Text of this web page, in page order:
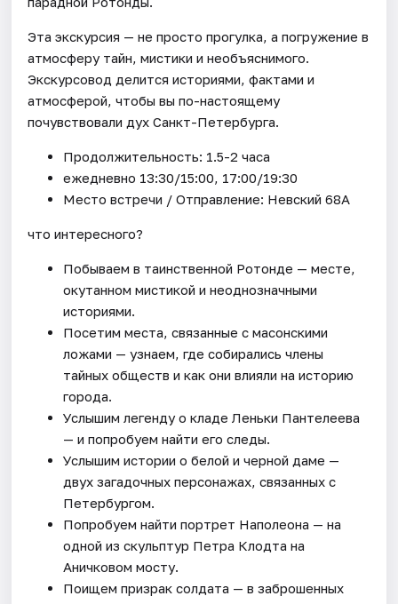
Эта экскурсия — не просто прогулка, а погружение в
атмосферу тайн, мистики и необъяснимого.
Экскурсовод делится историями, фактами и
атмосферой, чтобы вы по-настоящему
почувствовали дух Санкт-Петербурга.
Продолжительность: 1.5-2 часа
ежедневно 13:30/15:00, 17:00/19:30
Место встречи / Отправление: Невский 68А
что интересного?
Побываем в таинственной Ротонде — месте,
окутанном мистикой и неоднозначными
историями.
Посетим места, связанные с масонскими
ложами — узнаем, где собирались члены
тайных обществ и как они влияли на историю
города.
Услышим легенду о кладе Леньки Пантелеева
— и попробуем найти его следы.
Услышим истории о белой и черной даме —
двух загадочных персонажах, связанных с
Петербургом.
Попробуем найти портрет Наполеона — на
одной из скульптур Петра Клодта на
Аничковом мосту.
Поищем призрак солдата — в заброшенных